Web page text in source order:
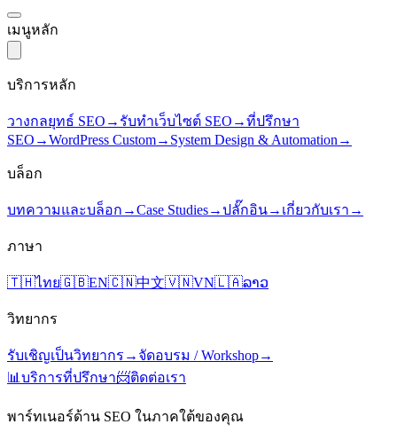
เมนูหลัก
บริการหลัก
วางกลยุทธ์ SEO → รับทำเว็บไซต์ SEO →ที่ปรึกษา
SEO →WordPress Custom→ System Design & Automation →
บล็อก
บทความและบล็อก →Case Studies→ปลั๊กอิน→ เกี่ยวกับเรา →
ภาษา
🇹🇭ไทย🇬🇧EN🇨🇳中文🇻🇳VN🇱🇦ລາວ
วิทยากร
รับเชิญเป็นวิทยากร → จัดอบรม / Workshop→
📊 บริการที่ปรึกษา📨ติดต่อเรา
พาร์ทเนอร์ด้าน SEO ในภาคใต้ของคุณ